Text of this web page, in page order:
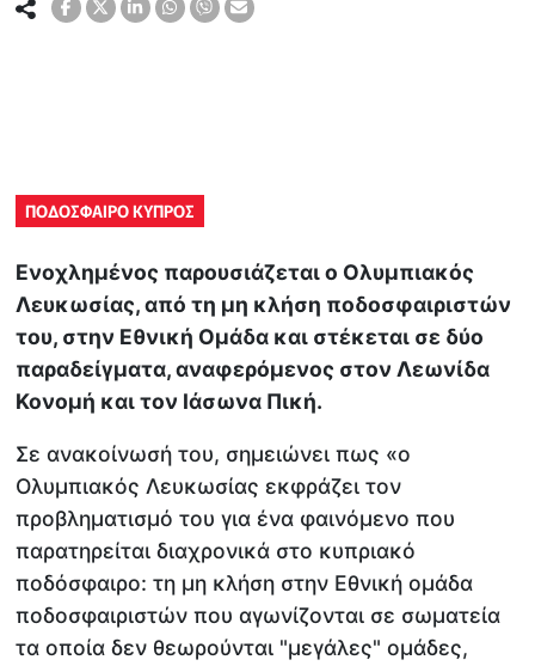
ΠΟΔΟΣΦΑΙΡΟ ΚΥΠΡΟΣ
Ενοχλημένος παρουσιάζεται ο Ολυμπιακός
Λευκωσίας, από τη μη κλήση ποδοσφαιριστών
του, στην Εθνική Ομάδα και στέκεται σε δύο
παραδείγματα, αναφερόμενος στον Λεωνίδα
Κονομή και τον Ιάσωνα Πική.
Σε ανακοίνωσή του, σημειώνει πως «ο
Ολυμπιακός Λευκωσίας εκφράζει τον
προβληματισμό του για ένα φαινόμενο που
παρατηρείται διαχρονικά στο κυπριακό
ποδόσφαιρο: τη μη κλήση στην Εθνική ομάδα
ποδοσφαιριστών που αγωνίζονται σε σωματεία
τα οποία δεν θεωρούνται "μεγάλες" ομάδες,